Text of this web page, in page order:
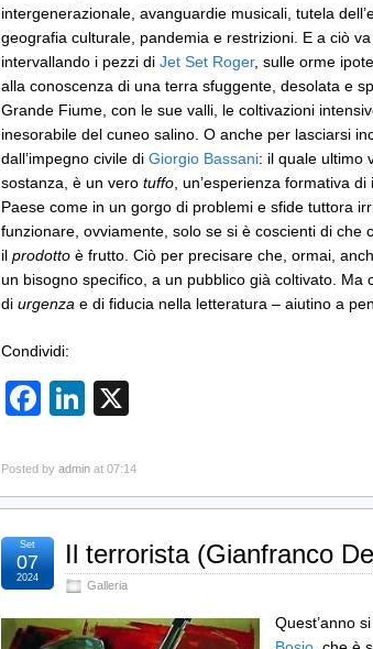
intergenerazionale, avanguardie musicali, tutela
geografia culturale, pandemia e restrizioni. E a ciò
intervallando i pezzi di Jet Set Roger, sulle orme
alla conoscenza di una terra sfuggente, desolata e
Grande Fiume, con le sue valli, le coltivazioni
inesorabile del cuneo salino. O anche per lasciarsi
dall’impegno civile di Giorgio Bassani: il quale ultimo
sostanza, è un vero tuffo , un’esperienza formativa
Paese come in un gorgo di problemi e sfide tuttora
funzionare, ovviamente, solo se si è coscienti di
il prodotto è frutto. Ciò per precisare che, ormai,
un bisogno specifico, a un pubblico già coltivato.
di urgenza e di fiducia nella letteratura – aiutino a
Condividi:
Facebook
LinkedIn
Posted by admin at 07:14
Il terrorista (Gianfranco
Galleria
Set
07
2024
Quest’anno